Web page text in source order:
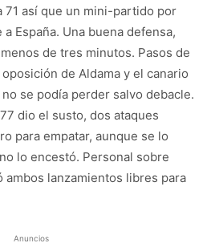
71 así que un mini-partido por
España. Una buena defensa,
de tres minutos. Pasos de
de Aldama y el canario
se podía perder salvo debacle.
dio el susto, dos ataques
para empatar, aunque se lo
lo encestó. Personal sobre
lanzamientos libres para
Anuncios